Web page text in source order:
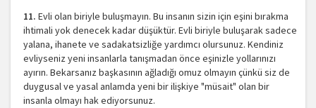
11. Evli olan biriyle buluşmayın. Bu insanın sizin için eşini bırakma
ihtimali yok denecek kadar düşüktür. Evli biriyle buluşarak sadece
yalana, ihanete ve sadakatsizliğe yardımcı olursunuz. Kendiniz
evliyseniz yeni insanlarla tanışmadan önce eşinizle yollarınızı
ayırın. Bekarsanız başkasının ağladığı omuz olmayın çünkü siz de
duygusal ve yasal anlamda yeni bir ilişkiye "müsait" olan bir
insanla olmayı hak ediyorsunuz.